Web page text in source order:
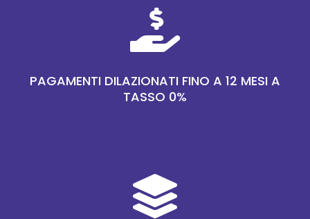

PAGAMENTI DILAZIONATI FINO A 12 MESI A
TASSO 0%
